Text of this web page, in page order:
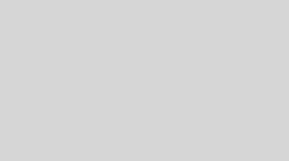
İspanya'dan son dakika İtalya